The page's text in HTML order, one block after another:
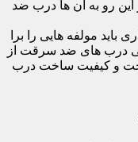
این رو به آن ها درب ضد
مولفه هایی را برا
کلی درب های ضد سرقت از
و کیفیت ساخت درب